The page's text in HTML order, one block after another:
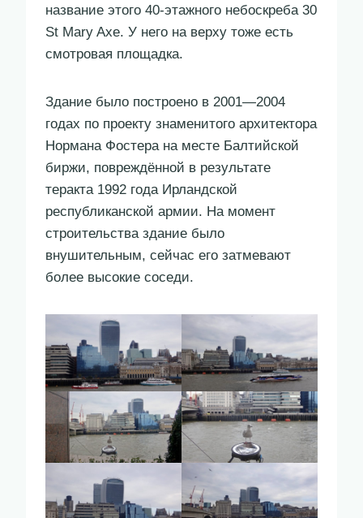
название этого 40-этажного небоскреба 30
St Mary Axe. У него на верху тоже есть
смотровая площадка.
Здание было построено в 2001—2004
годах по проекту знаменитого архитектора
Нормана Фостера на месте Балтийской
биржи, повреждённой в результате
теракта 1992 года Ирландской
республиканской армии. На момент
строительства здание было
внушительным, сейчас его затмевают
более высокие соседи.